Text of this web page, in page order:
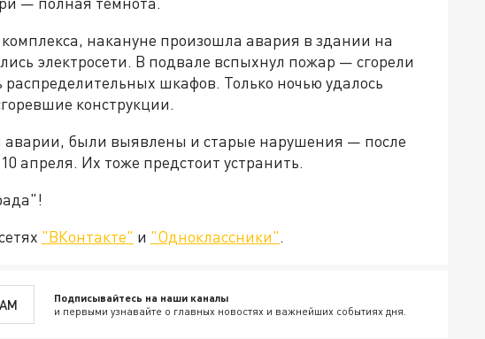
накануне произошла авария в здании на
электросети. В подвале вспыхнул пожар — сгорели
шкафов. Только ночью удалось
конструкции.
аварии, были выявлены и старые нарушения — после
апреля. Их тоже предстоит устранить.
"ВКонтакте" и "Одноклассники".
Подписывайтесь на наши каналы
и первыми узнавайте о главных новостях и важнейших событиях дня.